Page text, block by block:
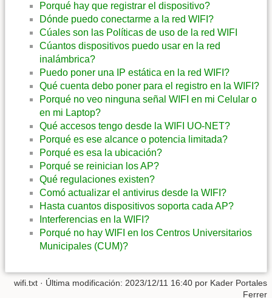
Porqué hay que registrar el dispositivo?
Dónde puedo conectarme a la red WIFI?
Cúales son las Políticas de uso de la red WIFI
Cúantos dispositivos puedo usar en la red
inalámbrica?
Puedo poner una IP estática en la red WIFI?
Qué cuenta debo poner para el registro en la WIFI?
Porqué no veo ninguna señal WIFI en mi Celular o
en mi Laptop?
Qué accesos tengo desde la WIFI UO-NET?
Porqué es ese alcance o potencia limitada?
Porqué es esa la ubicación?
Porqué se reinician los AP?
Qué regulaciones existen?
Comó actualizar el antivirus desde la WIFI?
Hasta cuantos dispositivos soporta cada AP?
Interferencias en la WIFI?
Porqué no hay WIFI en los Centros Universitarios
Municipales (CUM)?
wifi.txt · Última modificación: 2023/12/11 16:40 por Kader Portales
Ferrer